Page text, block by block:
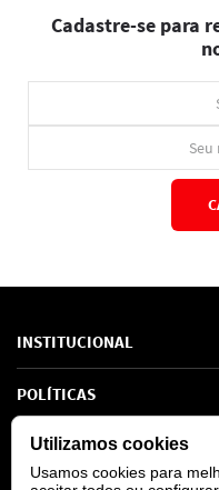
Cadastre-se para
INSTITUCIONAL
Sobre Nós
Marcas
SAC de marcas
Como comprar
POLÍTICAS
Política de Privacidade
Troca e Devoluções
AJUDA
Utilizamos cookies
Usamos cookies para